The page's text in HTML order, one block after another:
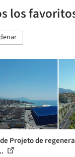
los
Projeto de